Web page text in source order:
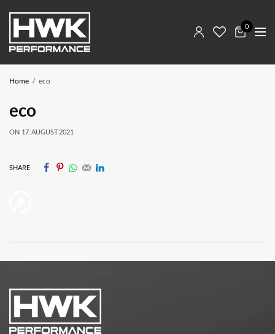
0
Home eco
eco
ON 17. AUGUST 2021
SHARE